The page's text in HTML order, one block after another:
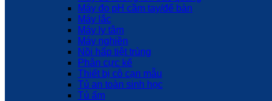
Máy đo pH cầm tay/để bàn
Máy lắc
Máy ly tâm
Máy nghiền
Nồi hấp tiệt trùng
Phân cực kế
Thiết bị cô cạn mẫu
Tủ an toàn sinh học
Tủ ấm